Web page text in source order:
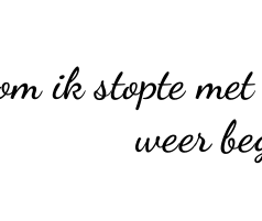
ik stopte
weer